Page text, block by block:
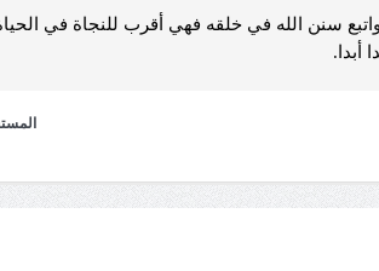
سنن الله في خلقه فهي أقرب للنجاة في
أبدا.